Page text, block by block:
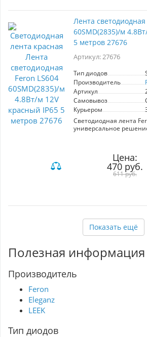
Лента светодиодная
60SMD(2835)/м
5 метров 27676
Артикул: 27676
Тип диодов
Производитель
Артикул
Самовывоз
Курьером
Светодиодная лента
универсальное
напряжении 12 В, она
4,8 Вт/м и включает 60
метр, обеспечивая
Устойчивость к воде
использовать ленту в
Двойной медный слой
эффективный
непрофессионалами.
слой обеспечивает
Долговечность и
делают Feron LS604
Цена:
470 руб.
611 руб.
Показать ещё
Полезная информация
Производитель
Feron
Eleganz
LEEK
Тип диодов